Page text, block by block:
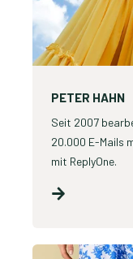
PETER HAHN
Seit 2007
20.000 E-Mails
mit ReplyOne.